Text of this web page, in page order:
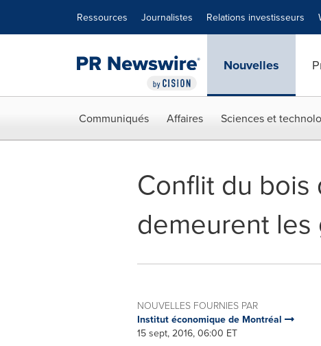
Ressources Journalistes Relations investisseurs
Nouvelles
Communiqués Affaires Sciences et
Conflit du
demeurent
NOUVELLES FOURNIES PAR
Institut économique de Montréal
15 sept, 2016, 06:00 ET